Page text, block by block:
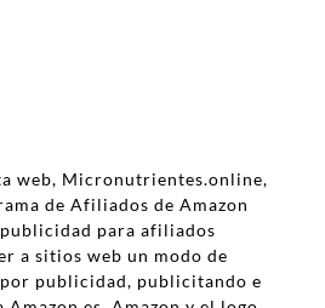
web, Micronutrientes.online,
de Afiliados de Amazon
para afiliados
a sitios web un modo de
publicidad, publicitando e